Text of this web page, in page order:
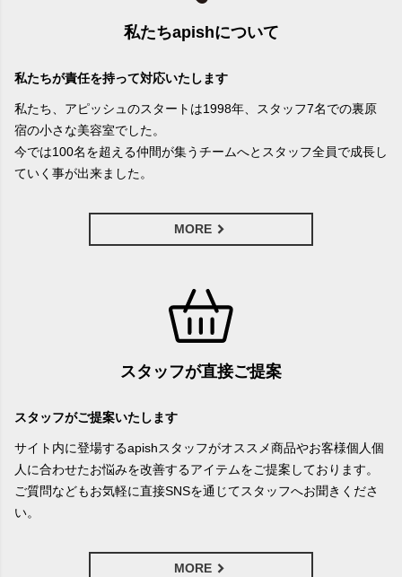
私たちapishについて
私たちが責任を持って対応いたします
私たち、アピッシュのスタートは1998年、スタッフ7名での裏原
宿の小さな美容室でした。
今では100名を超える仲間が集うチームへとスタッフ全員で成長し
ていく事が出来ました。
MORE
スタッフが直接ご提案
スタッフがご提案いたします
サイト内に登場するapishスタッフがオススメ商品やお客様個人個
人に合わせたお悩みを改善するアイテムをご提案しております。
ご質問などもお気軽に直接SNSを通じてスタッフへお聞きくださ
い。
MORE